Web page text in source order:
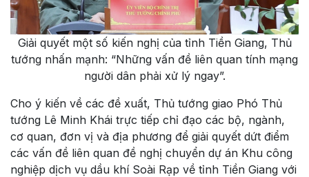
Giải quyết một số kiến nghị của tỉnh Tiền Giang, Thủ
tướng nhấn mạnh: “Những vấn đề liên quan tính mạng
người dân phải xử lý ngay”.
Cho ý kiến về các đề xuất, Thủ tướng giao Phó Thủ
tướng Lê Minh Khái trực tiếp chỉ đạo các bộ, ngành,
cơ quan, đơn vị và địa phương để giải quyết dứt điểm
các vấn đề liên quan đề nghị chuyển dự án Khu công
nghiệp dịch vụ dầu khí Soài Rạp về tỉnh Tiền Giang với